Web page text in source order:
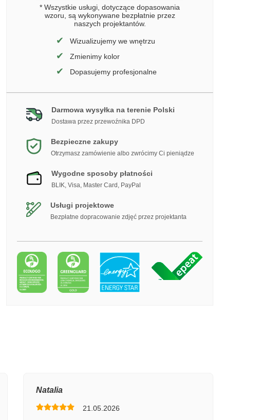
* Wszystkie usługi, dotyczące dopasowania
wzoru, są wykonywane bezpłatnie przez
naszych projektantów.
✔ Wizualizujemy we wnętrzu
✔ Zmienimy kolor
✔ Dopasujemy profesjonalne
Darmowa wysyłka na terenie Polski
Dostawa przez przewoźnika DPD
Bezpieczne zakupy
Otrzymasz zamówienie albo zwrócimy Ci pieniądze
Wygodne sposoby płatności
BLIK, Visa, Master Card, PayPal
Usługi projektowe
Bezpłatne dopracowanie zdjęć przez projektanta
TAPECIE PIĘKNY BIAŁY KOŃ
Natalia
21.05.2026